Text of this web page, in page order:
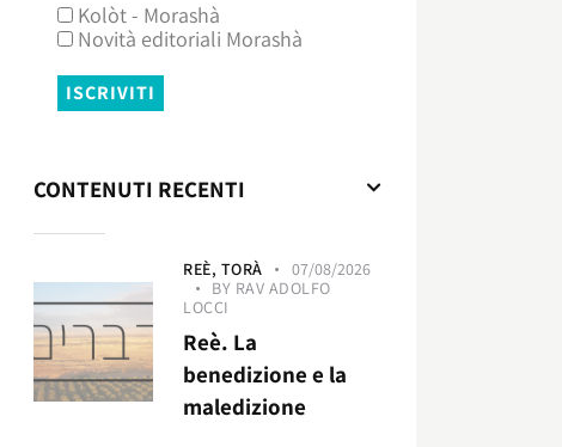
Kolòt - Morashà
Novità editoriali Morashà
CONTENUTI RECENTI
REÈ, TORÀ
07/08/2026
BY RAV ADOLFO
LOCCI
Reè. La
benedizione e la
maledizione